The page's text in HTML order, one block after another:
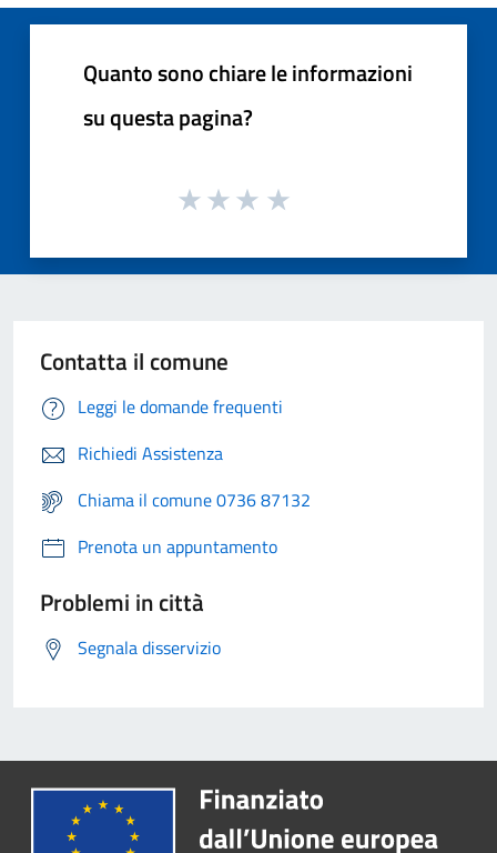
Quanto sono chiare le informazioni
su questa pagina?
Contatta il comune
Leggi le domande frequenti
Richiedi Assistenza
Chiama il comune 0736 87132
Prenota un appuntamento
Problemi in città
Segnala disservizio